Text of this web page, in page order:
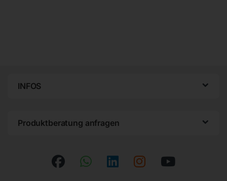
INFOS
Produktberatung anfragen